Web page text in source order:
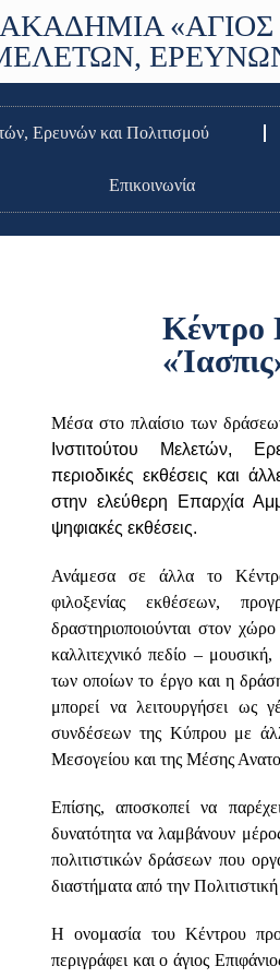
Ερευνών και Πολιτισμού
Επικοινωνία
Κέντρο
Μέσα στο πλαίσιο των
Ινστιτούτου Μελετών,
περιοδικές εκθέσεις και
στην ελεύθερη Επαρχία
ψηφιακές εκθέσεις.
Ανάμεσα σε άλλα το
φιλοξενίας εκθέσεων,
δραστηριοποιούνται στον
καλλιτεχνικό πεδίο –
των οποίων το έργο και η δράση
μπορεί να λειτουργήσει ως
συνδέσεων της Κύπρου με
Μεσογείου και της Μέσης
Επίσης, αποσκοπεί να
δυνατότητα να λαμβάνουν
πολιτιστικών δράσεων που
διαστήματα από την
Η ονομασία του Κέντρου
περιγράφει και ο άγιος